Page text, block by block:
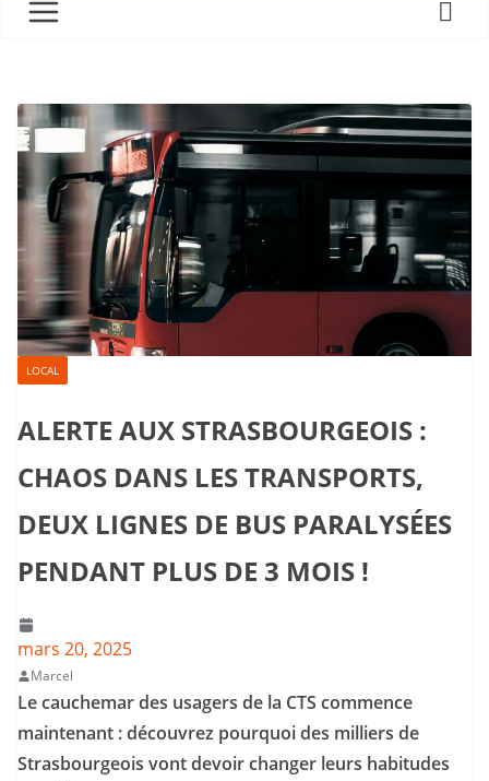
LOCAL
ALERTE AUX STRASBOURGEOIS :
CHAOS DANS LES TRANSPORTS,
DEUX LIGNES DE BUS PARALYSÉES
PENDANT PLUS DE 3 MOIS !
mars 20, 2025
Marcel
Le cauchemar des usagers de la CTS commence
maintenant : découvrez pourquoi des milliers de
Strasbourgeois vont devoir changer leurs habitudes